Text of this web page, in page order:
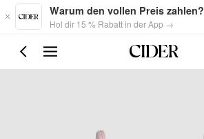
Skip to main content
Warum den vollen Preis zahlen?
Hol dir 15 % Rabatt in der App →